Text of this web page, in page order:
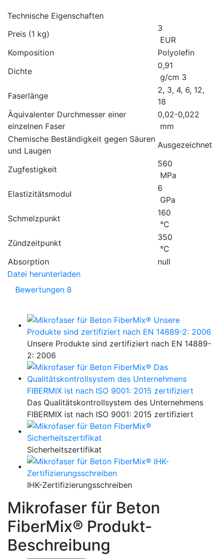
Technische Eigenschaften
Preis (1 kg)
3
EUR
Komposition
Polyolefin
Dichte
0,91
g/сm 3
Faserlänge
2, 3, 4, 6, 12,
18
Äquivalenter Durchmesser einer
einzelnen Faser
0,02-0,022
mm
Chemische Beständigkeit gegen Säuren
und Laugen
Ausgezeichnet
Zugfestigkeit
560
MPa
Elastizitätsmodul
6
GPa
Schmelzpunkt
160
°C
Zündzeitpunkt
350
°C
Absorption
null
Datei herunterladen
Bewertungen 8
Unsere Produkte sind zertifiziert nach EN 14889-
2: 2006
Das Qualitätskontrollsystem des Unternehmens
FIBERMIX ist nach ISO 9001: 2015 zertifiziert
Sicherheitszertifikat
IHK-Zertifizierungsschreiben
Mikrofaser für Beton
FiberMix® Produkt-
Beschreibung